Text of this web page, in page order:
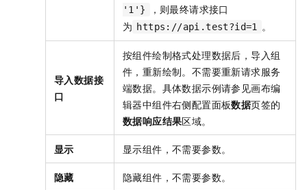
'1'}
，则最终请求接口
为 https://api.test?id=1 。
导入数据接
口
按组件绘制格式处理数据后，导入组
件，重新绘制。不需要重新请求服务
端数据。具体数据示例请参见画布编
辑器中组件右侧配置面板数据页签的
数据响应结果区域。
显示 显示组件，不需要参数。
隐藏 隐藏组件，不需要参数。